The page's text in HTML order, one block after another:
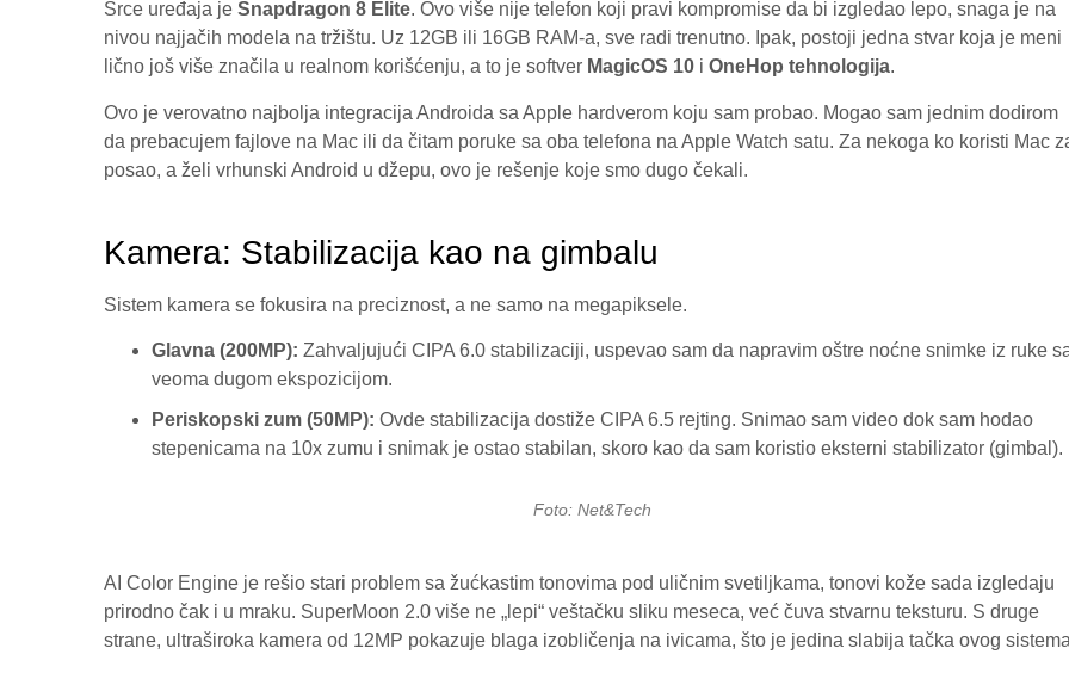
Srce uređaja je Snapdragon 8 Elite. Ovo više nije telefon koji pravi kompromise da bi izgledao lepo, snaga je na
nivou najjačih modela na tržištu. Uz 12GB ili 16GB RAM-a, sve radi trenutno. Ipak, postoji jedna stvar koja je meni
lično još više značila u realnom korišćenju, a to je softver MagicOS 10 i OneHop tehnologija.
Ovo je verovatno najbolja integracija Androida sa Apple hardverom koju sam probao. Mogao sam jednim dodirom
da prebacujem fajlove na Mac ili da čitam poruke sa oba telefona na Apple Watch satu. Za nekoga ko koristi Mac
posao, a želi vrhunski Android u džepu, ovo je rešenje koje smo dugo čekali.
Kamera: Stabilizacija kao na gimbalu
Sistem kamera se fokusira na preciznost, a ne samo na megapiksele.
Glavna (200MP): Zahvaljujući CIPA 6.0 stabilizaciji, uspevao sam da napravim oštre noćne snimke iz ruke
veoma dugom ekspozicijom.
Periskopski zum (50MP): Ovde stabilizacija dostiže CIPA 6.5 rejting. Snimao sam video dok sam hodao
stepenicama na 10x zumu i snimak je ostao stabilan, skoro kao da sam koristio eksterni stabilizator (gimbal).
Foto: Net&Tech
AI Color Engine je rešio stari problem sa žućkastim tonovima pod uličnim svetiljkama, tonovi kože sada izgledaju
prirodno čak i u mraku. SuperMoon 2.0 više ne „lepi“ veštačku sliku meseca, već čuva stvarnu teksturu. S druge
strane, ultraširoka kamera od 12MP pokazuje blaga izobličenja na ivicama, što je jedina slabija tačka ovog